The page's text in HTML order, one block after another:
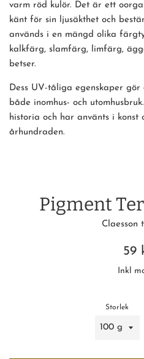
varm röd kulör. Det är ett
känt för sin ljusäkthet och
används i en mängd olika
kalkfärg, slamfärg, limfärg,
betser.
Dess UV-tåliga egenskaper
både inomhus- och
historia och har använts i konst
århundraden.
Pigment
Claesson
59
Inkl
Storlek